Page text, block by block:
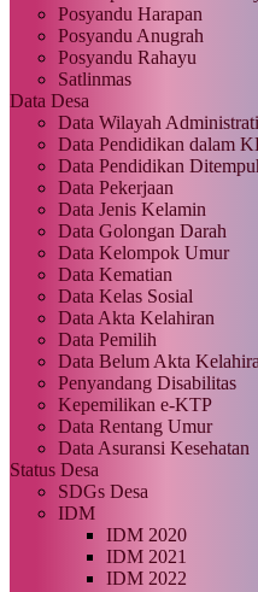
Posyandu Harapan
Posyandu Anugrah
Posyandu Rahayu
Satlinmas
Data Desa
Data Wilayah
Data Pendidikan dalam
Data Pendidikan
Data Pekerjaan
Data Jenis Kelamin
Data Golongan Darah
Data Kelompok Umur
Data Kematian
Data Kelas Sosial
Data Akta Kelahiran
Data Pemilih
Data Belum Akta
Penyandang Disabilitas
Kepemilikan e-KTP
Data Rentang Umur
Data Asuransi Kesehatan
Status Desa
SDGs Desa
IDM
IDM 2020
IDM 2021
IDM 2022